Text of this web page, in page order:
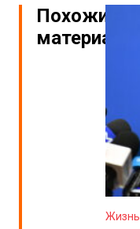
Похожие
материалы
Жизнь